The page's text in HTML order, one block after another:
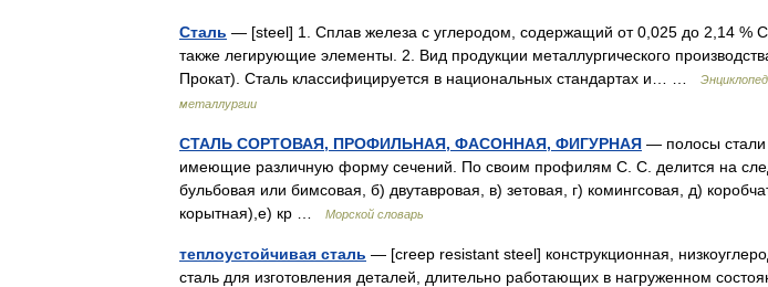
Сталь — [steel] 1. Сплав железа с углеродом, содержащий от 0,025 до 2,14 %
также легирующие элементы. 2. Вид продукции металлургического
Прокат). Сталь классифицируется в национальных стандартах и… …
металлургии
СТАЛЬ СОРТОВАЯ, ПРОФИЛЬНАЯ, ФАСОННАЯ, ФИГУРНАЯ — полосы стали
имеющие различную форму сечений. По своим профилям С. С. делится на
бульбовая или бимсовая, б) двутавровая, в) зетовая, г) комингсовая, д)
корытная),е) кр …
Морской словарь
теплоустойчивая сталь — [creep resistant steel] конструкционная,
сталь для изготовления деталей, длительно работающих в нагруженном